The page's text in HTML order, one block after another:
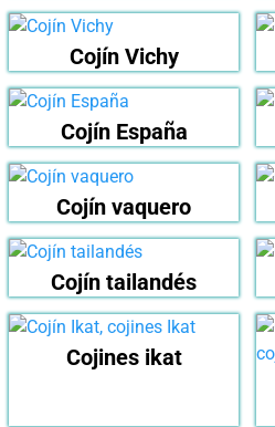
Cojín Vichy
Cojín España
Cojín vaquero
Cojín tailandés
Cojines ikat